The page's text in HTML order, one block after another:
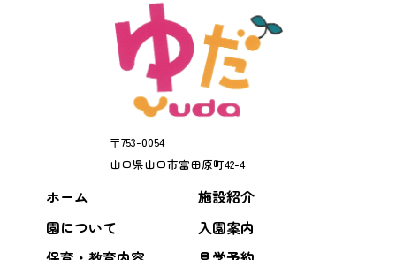
〒753-0054
山口県山口市富田原町42-4
ホーム
園について
施設紹介
入園案内